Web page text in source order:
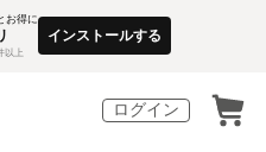
お得に
以上
インストールする
ログイン